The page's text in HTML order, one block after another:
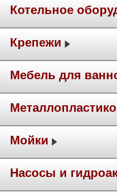
Котельное
Крепежи
Мебель для
Мойки
Насосы и